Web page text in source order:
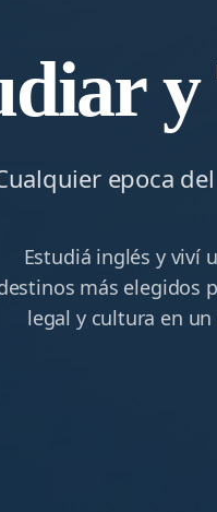
epoca
Estudiá inglés y viví
más elegidos
legal y cultura en